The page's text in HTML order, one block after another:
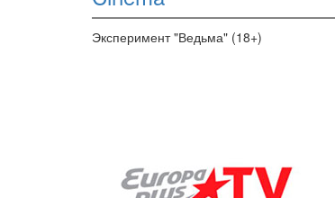
Эксперимент "Ведьма" (18+)